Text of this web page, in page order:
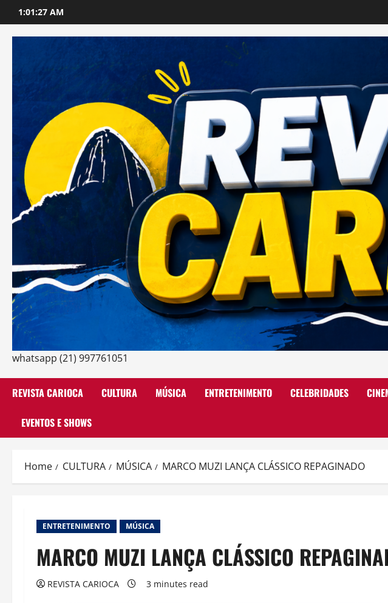
to
content
1:01:29 AM
whatsapp (21) 997761051
REVISTA CARIOCA CULTURA MÚSICA ENTRETENIMENTO CELEBRIDADES
EVENTOS E SHOWS
Home CULTURA MÚSICA MARCO MUZI LANÇA CLÁSSICO REPAGINADO
ENTRETENIMENTO MÚSICA
MARCO MUZI LANÇA CLÁSSICO
REVISTA CARIOCA 3 minutes read